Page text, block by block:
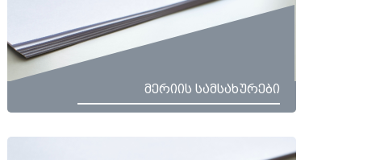
მერიის სამსახურები